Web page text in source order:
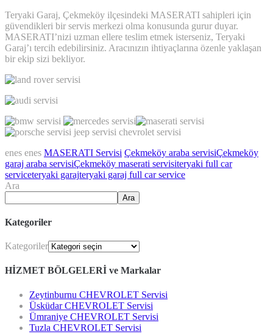
Teryaki Garaj, Çekmeköy ilçesindeki MASERATI sahipleri için
güvendikleri bir servis merkezi olma konusunda gurur duyar.
MASERATI’nizi uzman ellere teslim etmek isterseniz, Teryaki
Garaj’ı tercih edebilirsiniz. Aracınızın ihtiyaçlarına özenle yaklaşan
bir ekip sizi bekliyor.
enes enes MASERATI Servisi Çekmeköy araba servisiÇekmeköy
garaj araba servisiÇekmeköy maserati servisiteryaki full car
serviceteryaki garajteryaki garaj full car service
Ara
Ara
Kategoriler
Kategoriler
HİZMET BÖLGELERİ ve Markalar
Zeytinburnu CHEVROLET Servisi
Üsküdar CHEVROLET Servisi
Ümraniye CHEVROLET Servisi
Tuzla CHEVROLET Servisi